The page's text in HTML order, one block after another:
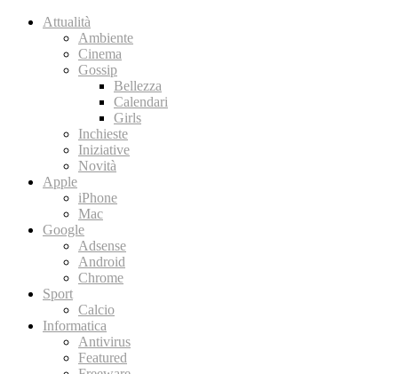
Attualità
Ambiente
Cinema
Gossip
Bellezza
Calendari
Girls
Inchieste
Iniziative
Novità
Apple
iPhone
Mac
Google
Adsense
Android
Chrome
Sport
Calcio
Informatica
Antivirus
Featured